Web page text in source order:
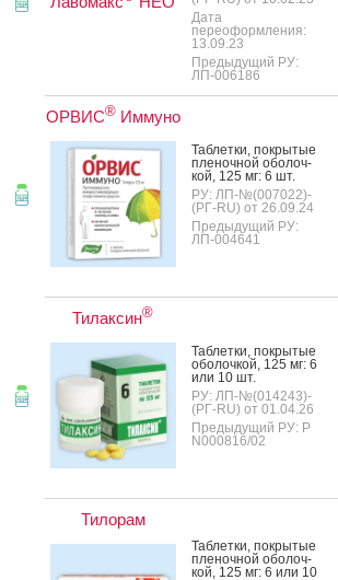
Дата
переоформления:
13.09.23
Предыдущий РУ:
ЛП-006186
ОРВИС®Иммуно
Таб­летки, пок­ры­тые
пле­ноч­ной обо­лоч­
кой, 125 мг: 6 шт.
РУ: ЛП-№(007022)-
(РГ-RU) от 26.09.24
Предыдущий РУ:
ЛП-004641
Тилаксин®
Таб­летки, пок­ры­тые
обо­лоч­кой, 125 мг: 6
или 10 шт.
РУ: ЛП-№(014243)-
(РГ-RU) от 01.04.26
Предыдущий РУ: Р
N000816/02
Тилорам
Таб­летки, пок­ры­тые
пле­ноч­ной обо­лоч­
кой, 125 мг: 6 или 10